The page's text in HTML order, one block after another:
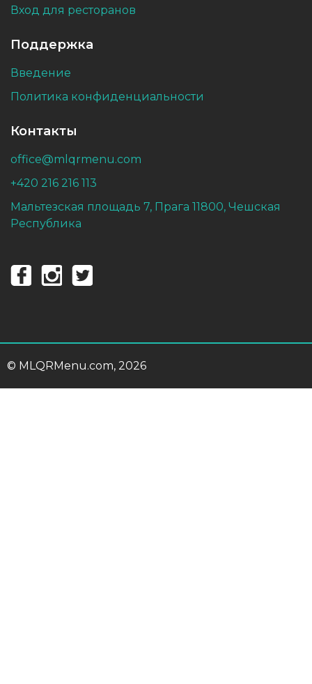
Вход для ресторанов
Поддержка
Введение
Политика конфиденциальности
Контакты
office@mlqrmenu.com
+420 216 216 113
Мальтезская площадь 7, Прага 11800, Чешская
Республика
© MLQRMenu.com, 2026